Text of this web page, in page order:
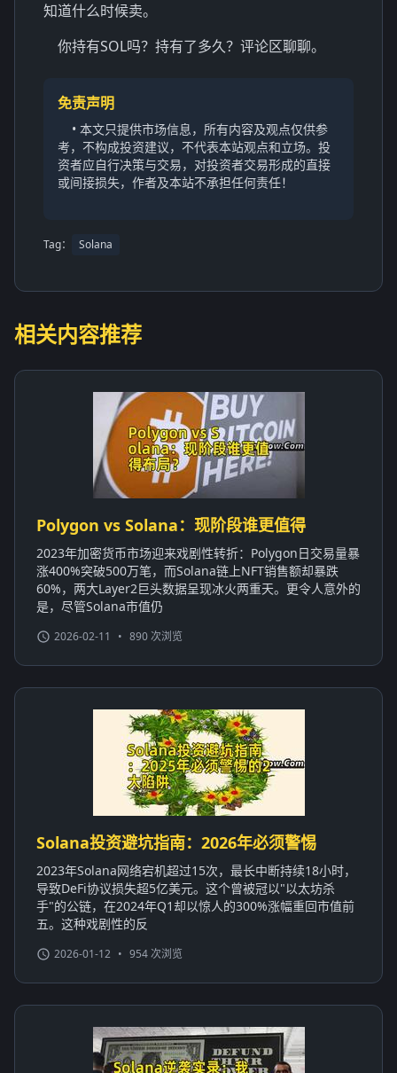
知道什么时候卖。
你持有SOL吗？持有了多久？评论区聊聊。
免责声明
• 本文只提供市场信息，所有内容及观点仅供参
考，不构成投资建议，不代表本站观点和立场。投
资者应自行决策与交易，对投资者交易形成的直接
或间接损失，作者及本站不承担任何责任！
Tag： Solana
相关内容推荐
Polygon vs Solana：现阶段谁更值得
2023年加密货币市场迎来戏剧性转折：Polygon日交易量暴
涨400%突破500万笔，而Solana链上NFT销售额却暴跌
60%，两大Layer2巨头数据呈现冰火两重天。更令人意外的
是，尽管Solana市值仍
2026-02-11 • 890 次浏览
Solana投资避坑指南：2026年必须警惕
2023年Solana网络宕机超过15次，最长中断持续18小时，
导致DeFi协议损失超5亿美元。这个曾被冠以"以太坊杀
手"的公链，在2024年Q1却以惊人的300%涨幅重回市值前
五。这种戏剧性的反
2026-01-12 • 954 次浏览